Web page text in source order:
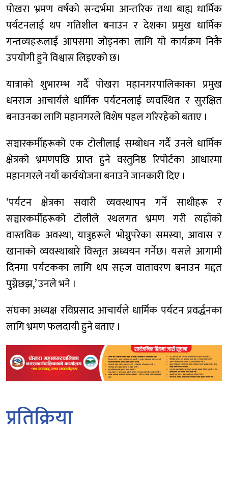
पोखरा भ्रमण वर्षको सन्दर्भमा आन्तरिक तथा बाह्य धार्मिक
पर्यटनलाई थप गतिशील बनाउन र देशका प्रमुख धार्मिक
गन्तव्यहरूलाई आपसमा जोड्नका लागि यो कार्यक्रम निकै
उपयोगी हुने विश्वास लिइएको छ।
यात्राको शुभारम्भ गर्दै पोखरा महानगरपालिकाका प्रमुख
धनराज आचार्यले धार्मिक पर्यटनलाई व्यवस्थित र सुरक्षित
बनाउनका लागि महानगरले विशेष पहल गरिरहेको बताए ।
सञ्चारकर्मीहरूको एक टोलीलाई सम्बोधन गर्दै उनले धार्मिक
क्षेत्रको भ्रमणपछि प्राप्त हुने वस्तुनिष्ठ रिपोर्टका आधारमा
महानगरले नयाँ कार्ययोजना बनाउने जानकारी दिए ।
‘पर्यटन क्षेत्रका सवारी व्यवस्थापन गर्ने साथीहरू र
सञ्चारकर्मीहरूको टोलीले स्थलगत भ्रमण गरी त्यहाँको
वास्तविक अवस्था, यात्रुहरूले भोग्नुपरेका समस्या, आवास र
खानाको व्यवस्थाबारे विस्तृत अध्ययन गर्नेछ। यसले आगामी
दिनमा पर्यटकका लागि थप सहज वातावरण बनाउन मद्दत
पुग्नेछझ,’ उनले भने ।
संघका अध्यक्ष रविप्रसाद आचार्यले धार्मिक पर्यटन प्रवर्द्धनका
लागि भ्रमण फलदायी हुने बताए ।
प्रतिक्रिया